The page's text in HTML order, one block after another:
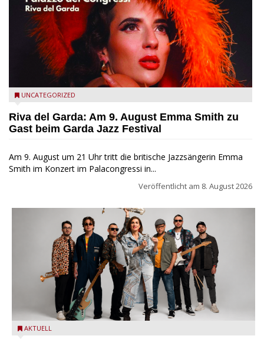
Riva del Garda - Emma Smith zu Gast beim Garda Jazz
UNCATEGORIZED
Riva del Garda: Am 9. August Emma Smith zu
Gast beim Garda Jazz Festival
Am 9. August um 21 Uhr tritt die britische Jazzsängerin Emma
Smith im Konzert im Palacongressi in...
Veröffentlicht am 8. August 2026
Castelnuovo del Garda: Die "Dirotta su Cuba" zu Gast beim
AKTUELL